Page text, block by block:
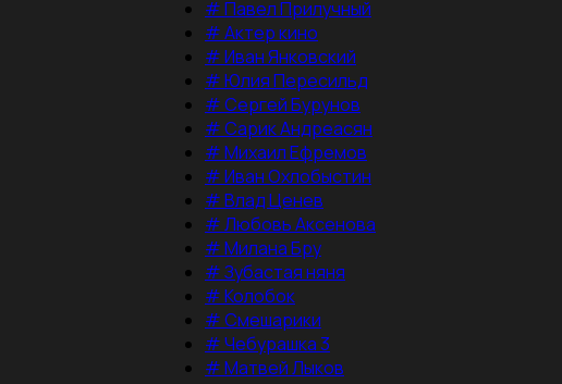
#Павел Прилучный
#Актер кино
#Иван Янковский
#Юлия Пересильд
#Сергей Бурунов
#Сарик Андреасян
#Михаил Ефремов
#Иван Охлобыстин
#Влад Ценев
#Любовь Аксенова
#Милана Бру
#Зубастая няня
#Колобок
#Смешарики
#Чебурашка 3
#Матвей Лыков